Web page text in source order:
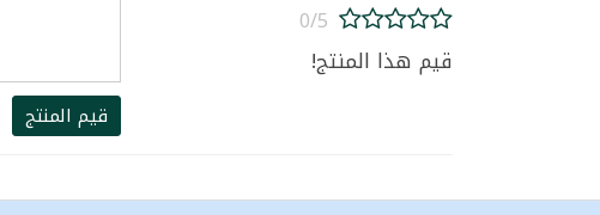
0/5
قيم هذا المنتج!
قيم المنتج